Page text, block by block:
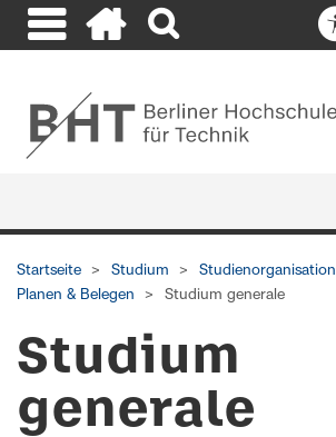
Startseite Studium
Studienorganisation
Planen & Belegen
Studium generale
Studium
generale